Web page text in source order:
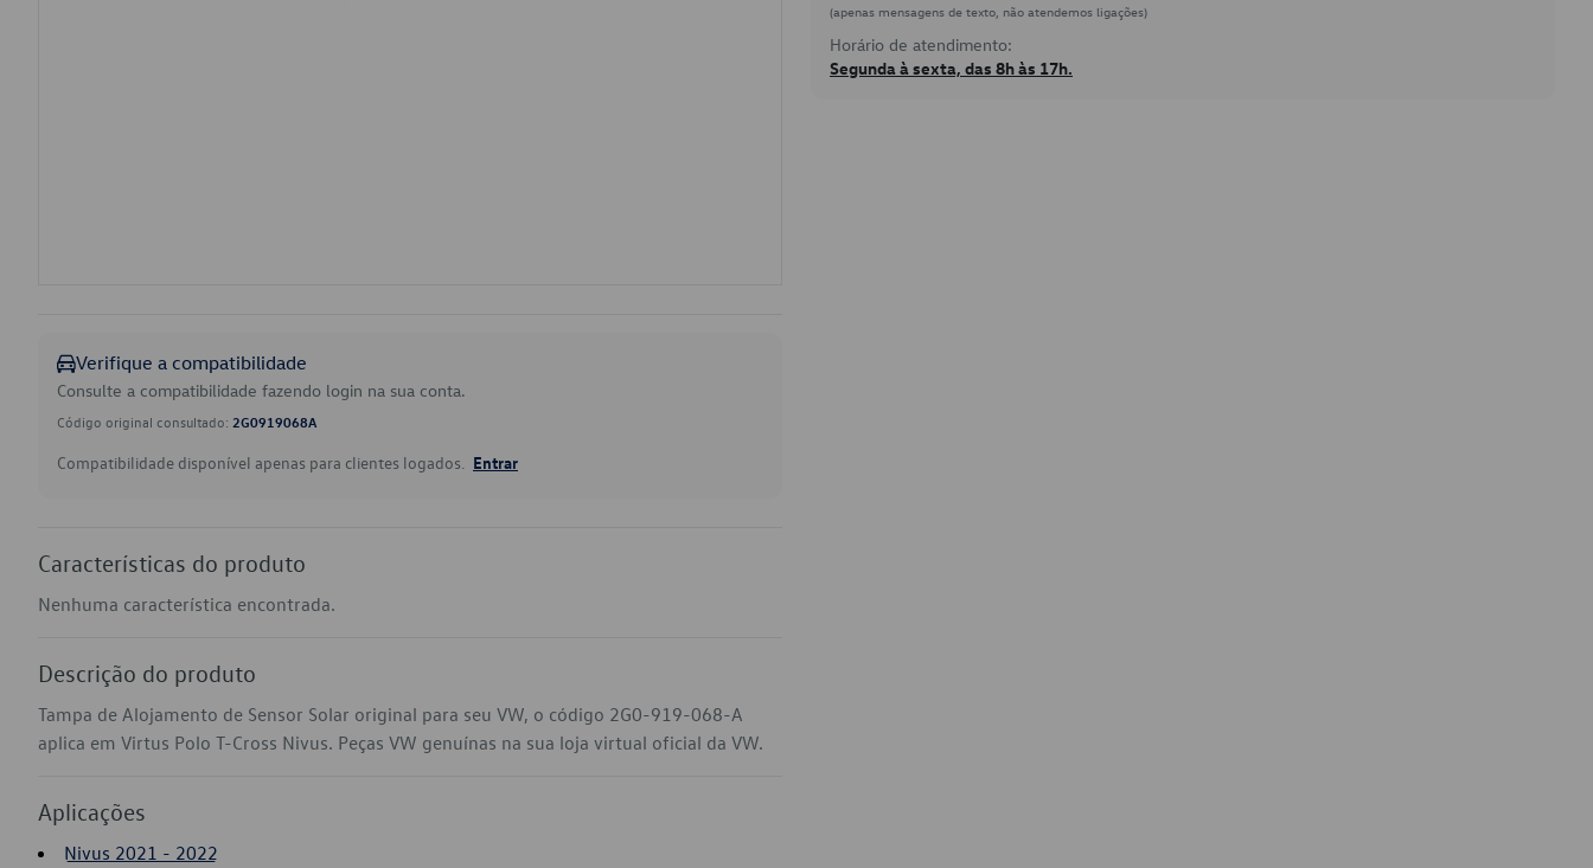
Verifique a compatibilidade
Consulte a compatibilidade fazendo login na sua conta.
Código original consultado: 2G0919068A
Compatibilidade disponível apenas para clientes logados. Entrar
Características do produto
Nenhuma característica encontrada.
Descrição do produto
Tampa de Alojamento de Sensor Solar original para seu VW, o código 2G0-919-068-A
aplica em Virtus Polo T-Cross Nivus. Peças VW genuínas na sua loja virtual oficial da VW.
Aplicações
Nivus 2021 - 2022
(apenas mensagens de texto, não atendemos ligações)
Horário de atendimento:
Segunda à sexta, das 8h às 17h.